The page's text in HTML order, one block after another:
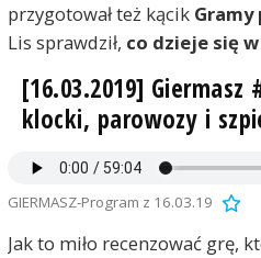
przygotował też kącik Gramy
Lis sprawdził, co dzieje się
[16.03.2019] Giermasz
klocki, parowozy i
GIERMASZ-Program z 16.03.19
Jak to miło recenzować grę,